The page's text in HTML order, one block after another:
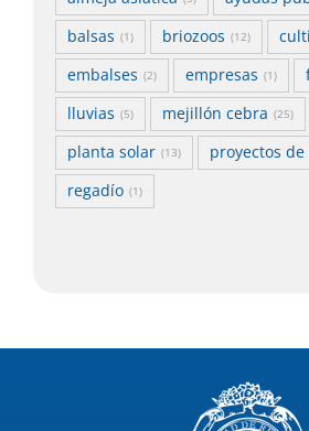
balsas (1) briozoos (12)
embalses (2) empresas (1)
lluvias (5) mejillón cebra (25)
planta solar (13) proyectos
regadío (1)